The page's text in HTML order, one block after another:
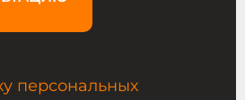
персональных